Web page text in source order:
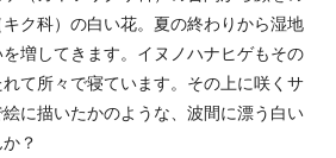
ク科）の白い花。夏の終わりから湿地
増してきます。イヌノハナヒゲもその
て所々で寝ています。その上に咲くサ
に描いたかのような、波間に漂う白い
？